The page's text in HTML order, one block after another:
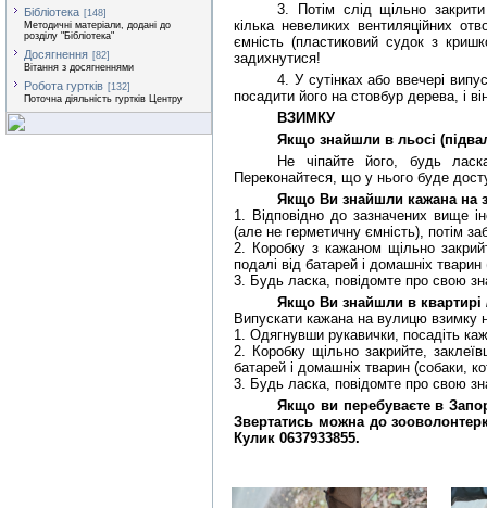
Бібліотека [148]
Методичні матеріали, додані до
розділу "Бібліотека"
Досягнення [82]
Вітання з досягненнями
Робота гуртків [132]
Поточна діяльність гуртків Центру
3. Потім слід щільно
кілька невеликих вентиляційних
ємність (пластиковий судок з
задихнутися!
4. У сутінках або ввечері
посадити його на стовбур дерева, і
ВЗИМКУ
Якщо знайшли в льосі
Не чіпайте його, будь
Переконайтеся, що у нього буде
Якщо Ви знайшли кажана на
1. Відповідно до зазначених вище
(але не герметичну ємність), потім
2. Коробку з кажаном щільно
подалі від батарей і домашніх
3. Будь ласка, повідомте про свою
Якщо Ви знайшли в квартирі
Випускати кажана на вулицю взимку
1. Одягнувши рукавички, посадіть
2. Коробку щільно закрийте,
батарей і домашніх тварин (собаки,
3. Будь ласка, повідомте про свою
Якщо ви перебуваєте в
Звертатись можна до
Кулик 0637933855.